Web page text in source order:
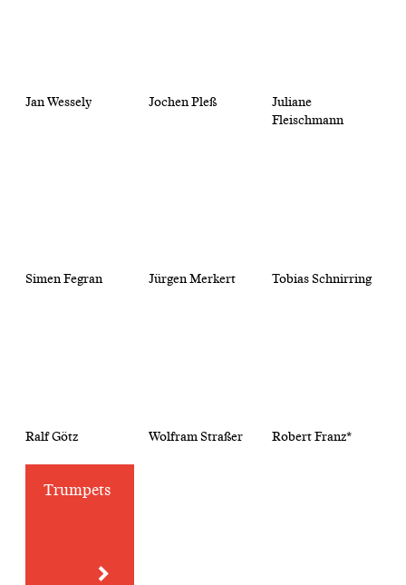
Jan Wessely Jochen Pleß
Juliane
Fleischmann
Simen Fegran Jürgen Merkert Tobias Schnirring
Ralf Götz Wolfram Straßer Robert Franz*
Trumpets